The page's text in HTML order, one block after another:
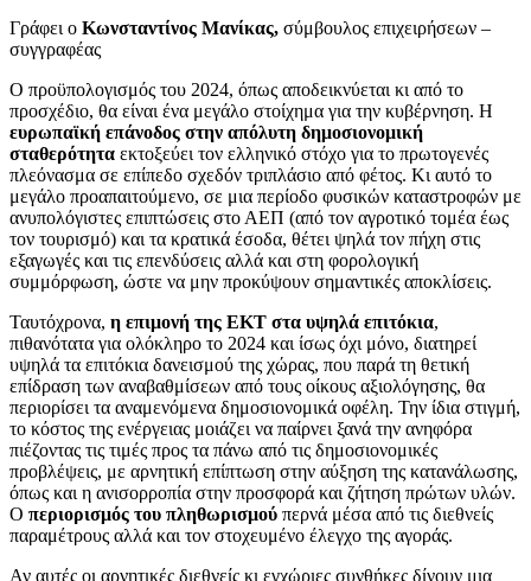
Γράφει ο Κωνσταντίνος Μανίκας, σύμβουλος επιχειρήσεων –
συγγραφέας
Ο προϋπολογισμός του 2024, όπως αποδεικνύεται κι από το
προσχέδιο, θα είναι ένα μεγάλο στοίχημα για την κυβέρνηση. Η
ευρωπαϊκή επάνοδος στην απόλυτη δημοσιονομική
σταθερότητα εκτοξεύει τον ελληνικό στόχο για το πρωτογενές
πλεόνασμα σε επίπεδο σχεδόν τριπλάσιο από φέτος. Κι αυτό το
μεγάλο προαπαιτούμενο, σε μια περίοδο φυσικών καταστροφών με
ανυπολόγιστες επιπτώσεις στο ΑΕΠ (από τον αγροτικό τομέα έως
τον τουρισμό) και τα κρατικά έσοδα, θέτει ψηλά τον πήχη στις
εξαγωγές και τις επενδύσεις αλλά και στη φορολογική
συμμόρφωση, ώστε να μην προκύψουν σημαντικές αποκλίσεις.
Ταυτόχρονα, η επιμονή της ΕΚΤ στα υψηλά επιτόκια,
πιθανότατα για ολόκληρο το 2024 και ίσως όχι μόνο, διατηρεί
υψηλά τα επιτόκια δανεισμού της χώρας, που παρά τη θετική
επίδραση των αναβαθμίσεων από τους οίκους αξιολόγησης, θα
περιορίσει τα αναμενόμενα δημοσιονομικά οφέλη. Την ίδια στιγμή,
το κόστος της ενέργειας μοιάζει να παίρνει ξανά την ανηφόρα
πιέζοντας τις τιμές προς τα πάνω από τις δημοσιονομικές
προβλέψεις, με αρνητική επίπτωση στην αύξηση της κατανάλωσης,
όπως και η ανισορροπία στην προσφορά και ζήτηση πρώτων υλών.
Ο περιορισμός του πληθωρισμού περνά μέσα από τις διεθνείς
παραμέτρους αλλά και τον στοχευμένο έλεγχο της αγοράς.
Αν αυτές οι αρνητικές διεθνείς κι εγχώριες συνθήκες δίνουν μια